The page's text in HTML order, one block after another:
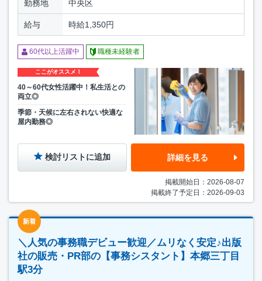
勤務地 中央区
給与 時給1,350円
60代以上活躍中 職種未経験者
ここがオススメ！
40～60代女性活躍中！私生活との
両立◎
季節・天候に左右されない快適な
屋内勤務◎
検討リストに追加 詳細を見る
掲載開始日：2026-08-07
掲載終了予定日：2026-09-03
新着
＼人気の事務職デビュー歓迎／ムリなく安定♪出版
社の販売・PR部の【事務シスタント】本郷三丁目
駅3分